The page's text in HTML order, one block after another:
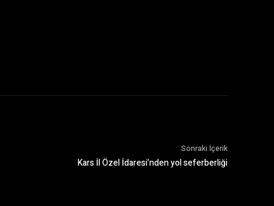
Sonraki İçerik
Kars İl Özel İdaresi’nden yol seferberliği